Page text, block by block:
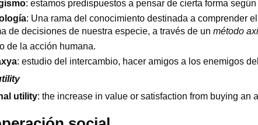
: estamos predispuestos a pensar de cierta forma
: Una rama del conocimiento destinada a comprender
de decisiones de nuestra especie, a través de unmétodo
de la acción humana.
: estudio del intercambio, hacer amigos a los enemigos
utility: the increase in value or satisfaction from buying an